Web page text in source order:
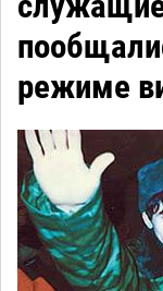
режиме